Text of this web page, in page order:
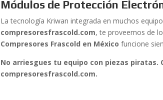
Módulos de Protección
La tecnología Kriwan integrada en muchos
compresoresfrascold.com, te proveemos de
Compresores Frascold en México funcione
No arriesgues tu equipo con piezas piratas.
compresoresfrascold.com.